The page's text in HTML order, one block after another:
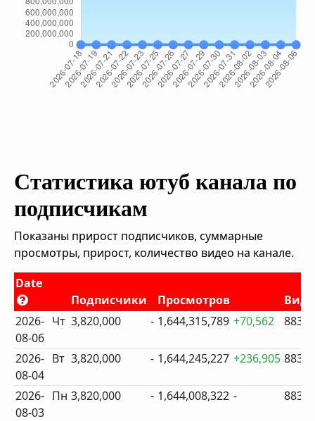
Статистика ютуб канала по
подписчикам
Показаны прирост подписчиков, суммарные
просмотры, прирост, количество видео на канале.
Date
Подписчики
Просмотров
2026-
08-06
Чт 3,820,000 - 1,644,315,789 +70,562 883
2026-
08-04
Вт 3,820,000 - 1,644,245,227 +236,905 883
2026-
08-03
Пн 3,820,000 - 1,644,008,322 - 883